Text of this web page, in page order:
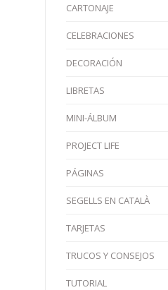
CARTONAJE
CELEBRACIONES
DECORACIÓN
LIBRETAS
MINI-ÁLBUM
PROJECT LIFE
PÁGINAS
SEGELLS EN CATALÀ
TARJETAS
TRUCOS Y CONSEJOS
TUTORIAL